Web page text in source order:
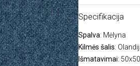
Specifikacija
Spalva: Mėlyna
Kilmės šalis:
Išmatavimai: 50x50